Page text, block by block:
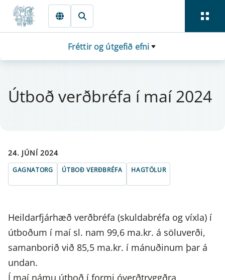
Fara beint í Meginmál
Fréttir og útgefið efni
Útboð verðbréfa í maí 2024
24. JÚNÍ 2024
GAGNATORG ÚTBOÐ VERÐBRÉFA HAGTÖLUR
Heildarfjárhæð verðbréfa (skuldabréfa og víxla) í
útboðum í maí sl. nam 99,6 ma.kr. á söluverði,
samanborið við 85,5 ma.kr. í mánuðinum þar á
undan.